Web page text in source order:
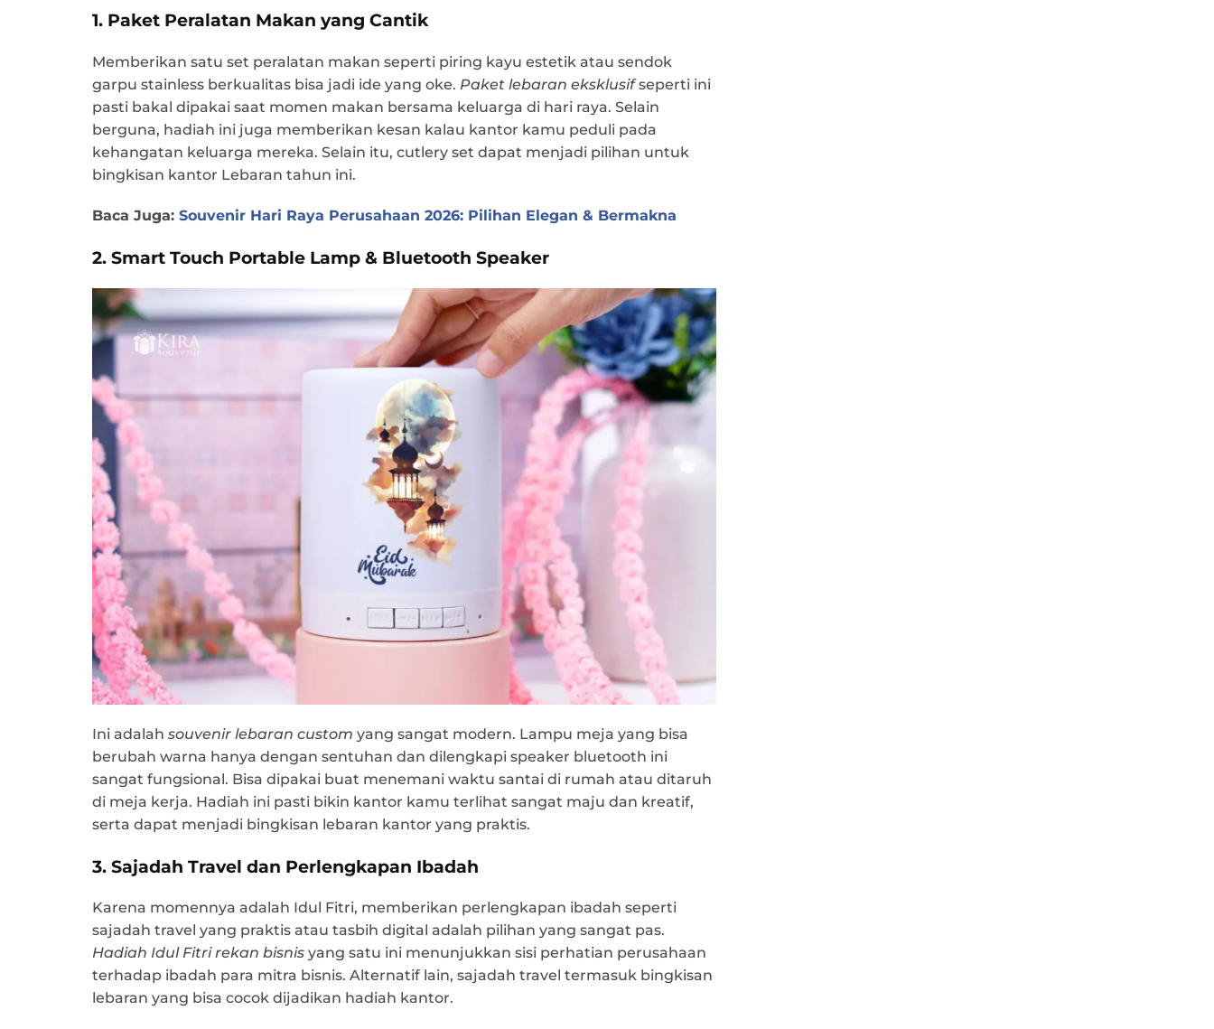
1. Paket Peralatan Makan yang Cantik
Memberikan satu set peralatan makan seperti piring kayu estetik atau sendok
garpu stainless berkualitas bisa jadi ide yang oke. Paket lebaran eksklusifseperti ini
pasti bakal dipakai saat momen makan bersama keluarga di hari raya. Selain
berguna, hadiah ini juga memberikan kesan kalau kantor kamu peduli pada
kehangatan keluarga mereka. Selain itu, cutlery set dapat menjadi pilihan untuk
bingkisan kantor Lebaran tahun ini.
Baca Juga: Souvenir Hari Raya Perusahaan 2026: Pilihan Elegan & Bermakna
2. Smart Touch Portable Lamp & Bluetooth Speaker
Ini adalah souvenir lebaran custom yang sangat modern. Lampu meja yang bisa
berubah warna hanya dengan sentuhan dan dilengkapi speaker bluetooth ini
sangat fungsional. Bisa dipakai buat menemani waktu santai di rumah atau ditaruh
di meja kerja. Hadiah ini pasti bikin kantor kamu terlihat sangat maju dan kreatif,
serta dapat menjadi bingkisan lebaran kantor yang praktis.
3. Sajadah Travel dan Perlengkapan Ibadah
Karena momennya adalah Idul Fitri, memberikan perlengkapan ibadah seperti
sajadah travel yang praktis atau tasbih digital adalah pilihan yang sangat pas.
Hadiah Idul Fitri rekan bisnis yang satu ini menunjukkan sisi perhatian perusahaan
terhadap ibadah para mitra bisnis. Alternatif lain, sajadah travel termasuk bingkisan
lebaran yang bisa cocok dijadikan hadiah kantor.